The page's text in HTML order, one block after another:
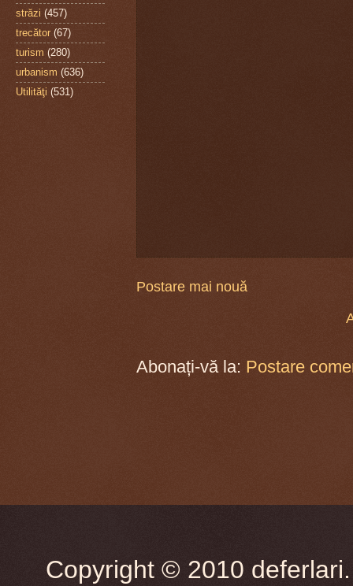
Postare mai nouă
Abonați-vă la: Postare
străzi (457)
trecător (67)
turism (280)
urbanism (636)
Utilităţi (531)
Copyright © 2010